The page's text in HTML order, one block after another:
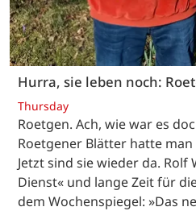
Hurra, sie leben noch:
Thursday
Roetgen. Ach, wie war es
Roetgener Blätter hatte
Jetzt sind sie wieder da. Rolf
Dienst« und lange Zeit für
dem Wochenspiegel: »Das